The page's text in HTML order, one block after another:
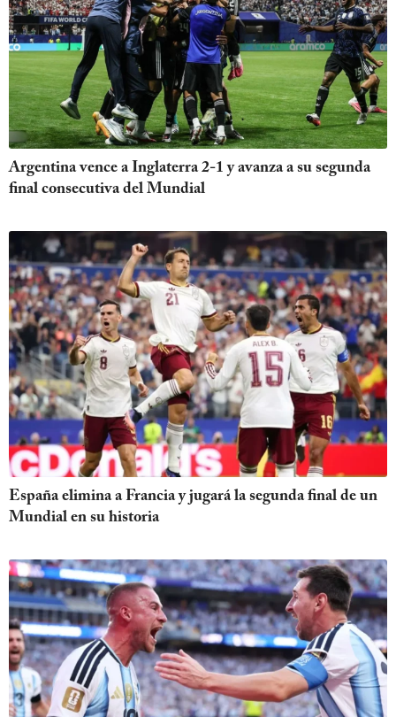
Argentina vence a Inglaterra 2-1 y avanza a su segunda
final consecutiva del Mundial
España elimina a Francia y jugará la segunda final de un
Mundial en su historia